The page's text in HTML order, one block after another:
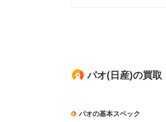
パオ(日産)の買取
パオの基本スペック